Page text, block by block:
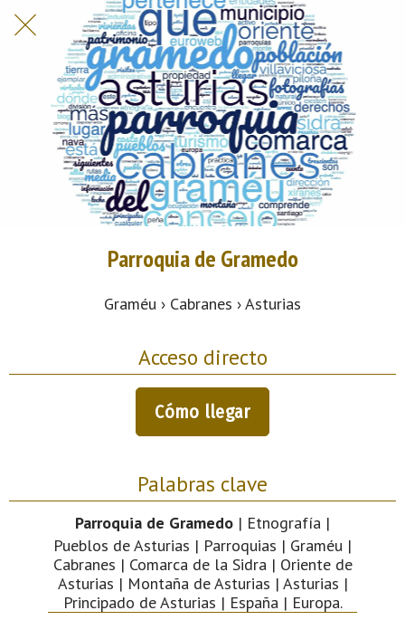
Parroquia de Gramedo
Graméu › Cabranes › Asturias
Acceso directo
Cómo llegar
Palabras clave
Parroquia de Gramedo | Etnografía |
Pueblos de Asturias | Parroquias | Graméu |
Cabranes | Comarca de la Sidra | Oriente de
Asturias | Montaña de Asturias | Asturias |
Principado de Asturias | España | Europa.